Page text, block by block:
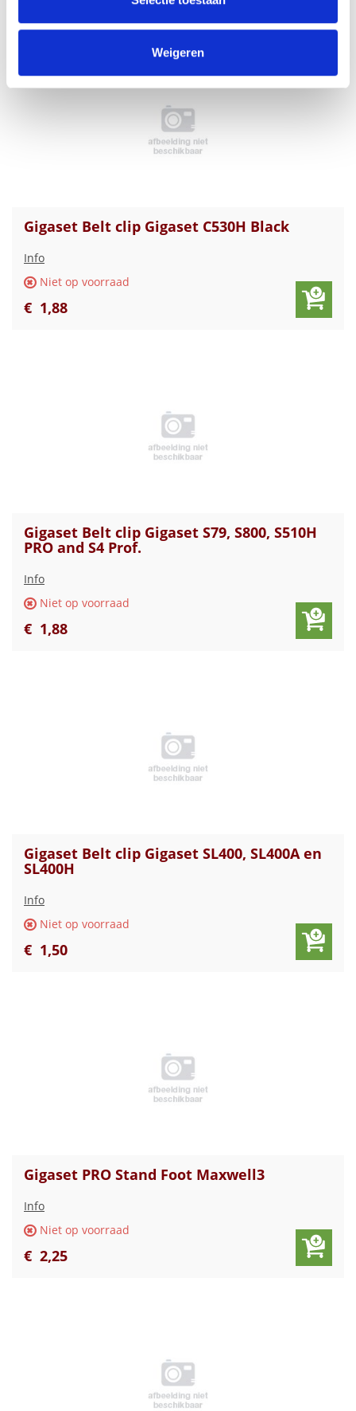
informatie die u aan ze heeft verstrekt of die ze hebben
Weigeren
Gigaset Belt clip Gigaset C530H Black
Info
Niet op voorraad
€ 1,88
Gigaset Belt clip Gigaset S79, S800, S510H
PRO and S4 Prof.
Info
Niet op voorraad
€ 1,88
Gigaset Belt clip Gigaset SL400, SL400A en
SL400H
Info
Niet op voorraad
€ 1,50
Gigaset PRO Stand Foot Maxwell3
Info
Niet op voorraad
€ 2,25